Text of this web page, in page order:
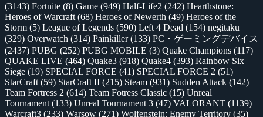
(3143) Fortnite (8) Game (949) Half-Life2 (242) Hearthstone:
Heroes of Warcraft (68) Heroes of Newerth (49) Heroes of the
Storm (5) League of Legends (590) Left 4 Dead (154) negitaku
(329) Overwatch (314) Painkiller(133) PC・ゲーミングデバイス
(2437) PUBG (252) PUBG MOBILE (3) Quake Champions (117)
QUAKE LIVE (464) Quake3 (918) Quake4 (393) Rainbow Six
Siege (19) SPECIAL FORCE (41) SPECIAL FORCE 2 (51)
StarCraft (59) StarCraft II (215) Steam (931) Sudden Attack (142)
Team Fortress 2 (614) Team Fotress Classic (15) Unreal
Tournament (133) Unreal Tournament 3 (47) VALORANT (1139)
Warcraft3 (233) Warsow (271) Wolfenstein: Enemy Territory (35)